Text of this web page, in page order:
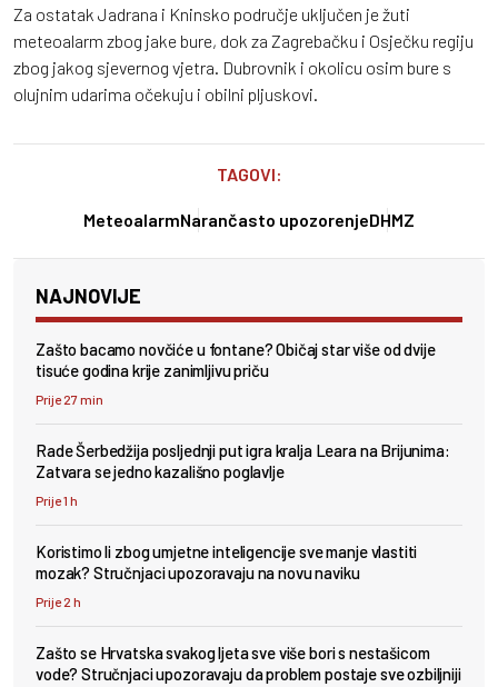
Za ostatak Jadrana i Kninsko područje uključen je žuti
meteoalarm zbog jake bure, dok za Zagrebačku i Osječku regiju
zbog jakog sjevernog vjetra. Dubrovnik i okolicu osim bure s
olujnim udarima očekuju i obilni pljuskovi.
TAGOVI:
MeteoalarmNarančasto upozorenjeDHMZ
NAJNOVIJE
Zašto bacamo novčiće u fontane? Običaj star više od dvije
tisuće godina krije zanimljivu priču
Prije 27 min
Rade Šerbedžija posljednji put igra kralja Leara na Brijunima:
Zatvara se jedno kazališno poglavlje
Prije 1 h
Koristimo li zbog umjetne inteligencije sve manje vlastiti
mozak? Stručnjaci upozoravaju na novu naviku
Prije 2 h
Zašto se Hrvatska svakog ljeta sve više bori s nestašicom
vode? Stručnjaci upozoravaju da problem postaje sve ozbiljniji